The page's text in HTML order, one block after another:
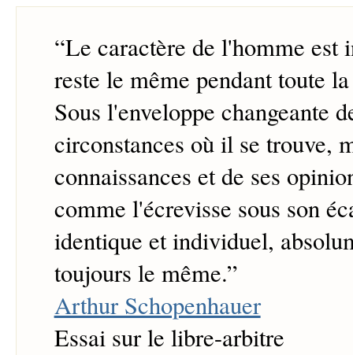
“Le caractère de l'homme est
reste le même pendant toute
Sous l'enveloppe changeante
circonstances où il se trouve,
connaissances et de ses
comme l'écrevisse sous son
identique et individuel,
toujours le même.”
Arthur Schopenhauer
Essai sur le libre-arbitre